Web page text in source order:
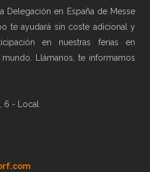
Delegación en España de Messe
te ayudará sin coste adicional y
en nuestras ferias en
Llámanos, te informamos
6 - Local